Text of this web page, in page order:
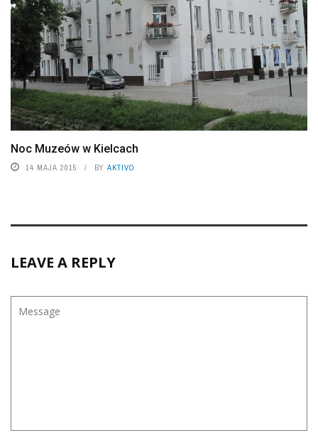
Noc Muzeów w Kielcach
14 MAJA 2015 BY AKTIVO
LEAVE A REPLY